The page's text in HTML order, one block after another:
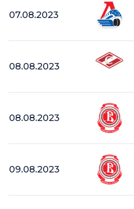
07.08.2023
08.08.2023
08.08.2023
09.08.2023